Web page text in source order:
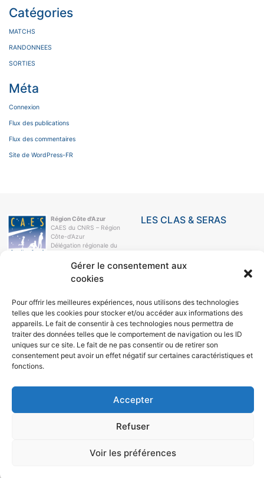
Gérer le consentement aux
cookies
Pour offrir les meilleures expériences, nous utilisons des technologies
telles que les cookies pour stocker et/ou accéder aux informations des
appareils. Le fait de consentir à ces technologies nous permettra de
traiter des données telles que le comportement de navigation ou les ID
uniques sur ce site. Le fait de ne pas consentir ou de retirer son
consentement peut avoir un effet négatif sur certaines caractéristiques et
fonctions.
Accepter
Refuser
Voir les préférences
Catégories
MATCHS
RANDONNEES
SORTIES
Méta
Connexion
Flux des publications
Flux des commentaires
Site de WordPress-FR
Région Côte d'Azur
CAES du CNRS – Région
Côte-d’Azur
Délégation régionale du
Campus Azur
CS 10269
Cedex
e-mail
04 93 95 78 21
LES CLAS & SERAS
LE CAES
LE CAES MAG
LE CAES DU CNRS